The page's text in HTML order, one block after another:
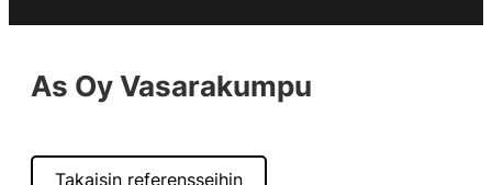
As Oy Vasarakumpu
Takaisin referensseihin